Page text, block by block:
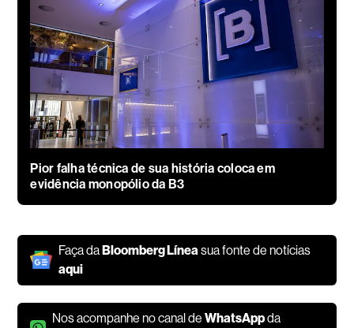
Pior falha técnica de sua história coloca em
evidência monopólio da B3
Faça daBloomberg Línea sua fonte de notícias
aqui
Nos acompanhe no canal deWhatsAppda